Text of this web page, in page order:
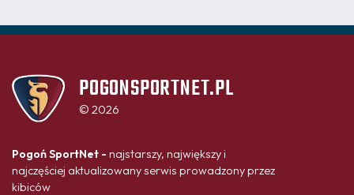
POGONSPORTNET.PL
© 2026
Pogoń SportNet - najstarszy, największy i
najczęściej aktualizowany serwis prowadzony przez
kibiców